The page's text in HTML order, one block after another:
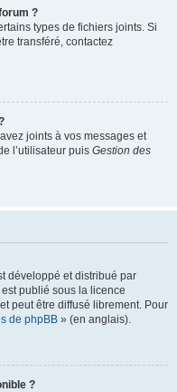
?
types de fichiers joints. Si
transféré, contactez
joints à vos messages et
l’utilisateur puis Gestion des
développé et distribué par
est publié sous la licence
peut être diffusé librement. Pour
de phpBB » (en anglais).
?